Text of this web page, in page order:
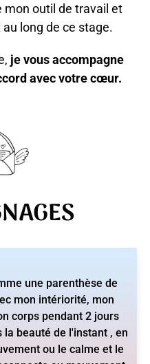
mon outil de travail et
long de ce stage.
je vous accompagne
avec votre cœur.
totale entre
Deux jours et deux
précieux, de
et de partage.